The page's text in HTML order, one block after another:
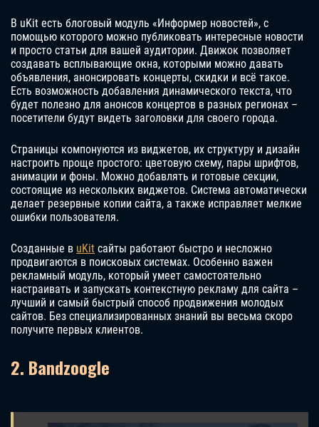
В uKit есть блоговый модуль «Информер новостей», с
помощью которого можно публиковать интересные новости
и просто статьи для вашей аудитории. Движок позволяет
создавать всплывающие окна, которыми можно давать
объявления, анонсировать концерты, скидки и всё такое.
Есть возможность добавления динамического текста, что
будет полезно для анонсов концертов в разных регионах –
посетители будут видеть заголовки для своего города.
Страницы компонуются из виджетов, их структуру и дизайн
настроить проще простого: цветовую схему, пары шрифтов,
анимации и фоны. Можно добавлять и готовые секции,
состоящие из нескольких виджетов. Система автоматически
делает резервные копии сайта, а также исправляет мелкие
ошибки пользователя.
Созданные в uKit сайты работают быстро и несложно
продвигаются в поисковых системах. Особенно важен
рекламный модуль, который умеет самостоятельно
настраивать и запускать контекстную рекламу для сайта –
лучший и самый быстрый способ продвижения молодых
сайтов. Без специализированных знаний вы весьма скоро
получите первых клиентов.
2. Bandzoogle